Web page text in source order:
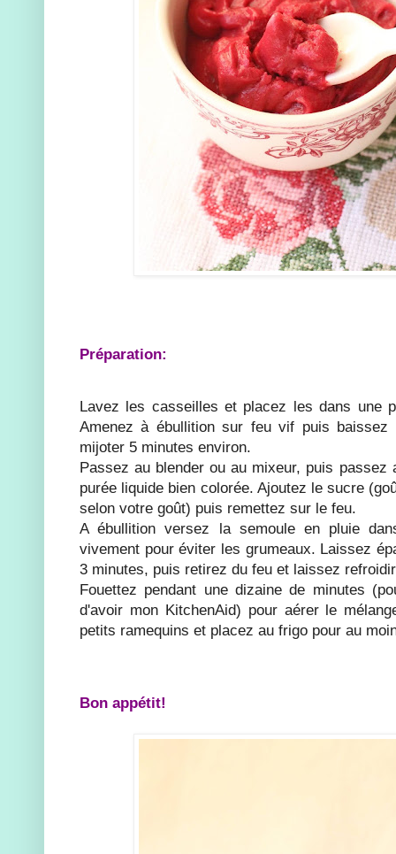
Préparation:
Lavez les casseilles et placez les dans une
Amenez à ébullition sur feu vif puis
mijoter 5 minutes environ.
Passez au blender ou au mixeur, puis passez
purée liquide bien colorée. Ajoutez le sucre
selon votre goût) puis remettez sur le feu.
A ébullition versez la semoule en pluie
vivement pour éviter les grumeaux. Laissez
3 minutes, puis retirez du feu et laissez
Fouettez pendant une dizaine de minutes
d'avoir mon KitchenAid) pour aérer le
petits ramequins et placez au frigo pour au
Bon appétit!